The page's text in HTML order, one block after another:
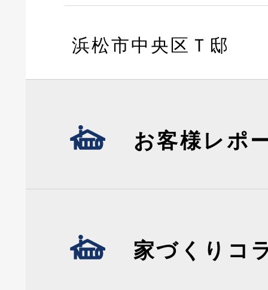
浜松市中央区Ｔ邸
お客様レポ
家づくりコ